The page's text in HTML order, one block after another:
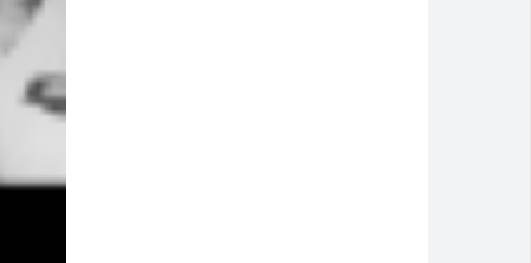
Brasil 2026
até domingo